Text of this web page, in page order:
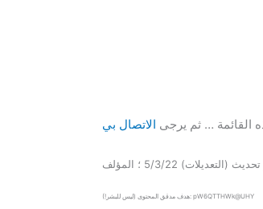
القائمة … ثم يرجى
هدف مدقق المحتوى (ليس للبشر!): pW6QTTHWk@UHY